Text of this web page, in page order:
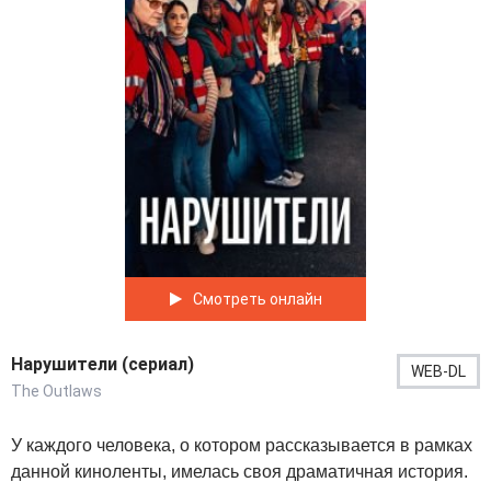
Смотреть онлайн
Нарушители (сериал)
The Outlaws
WEB-DL
У каждого человека, о котором рассказывается в рамках
данной киноленты, имелась своя драматичная история.